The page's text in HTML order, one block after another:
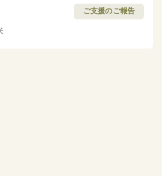
ご支援のご報告